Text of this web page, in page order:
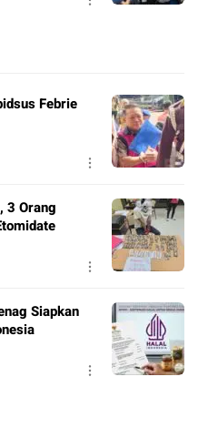
Febrie
3 Orang
Siapkan